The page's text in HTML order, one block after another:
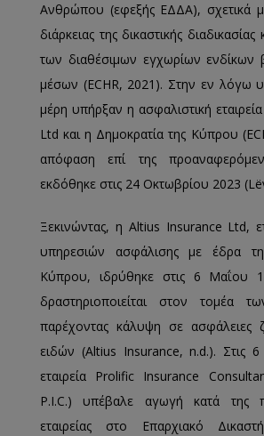
Ανθρώπου (εφεξής ΕΔΔΑ), σχετικά
διάρκειας της δικαστικής
των διαθέσιμων εγχωρίων ενδίκων
μέσων (ECHR, 2021). Στην εν λόγω
μέρη υπήρξαν η ασφαλιστική
Ltd και η Δημοκρατία της Κύπρου
απόφαση επί της
εκδόθηκε στις 24 Οκτωβρίου 2023
Ξεκινώντας, η Altius Insurance Ltd,
υπηρεσιών ασφάλισης με έδρα
Κύπρου, ιδρύθηκε στις 6 Μαΐου
δραστηριοποιείται στον τομέα
παρέχοντας κάλυψη σε ασφάλειες
ειδών (Altius Insurance, n.d.). Στις
εταιρεία Prolific Insurance
P.I.C.) υπέβαλε αγωγή κατά της
εταιρείας στο Επαρχιακό